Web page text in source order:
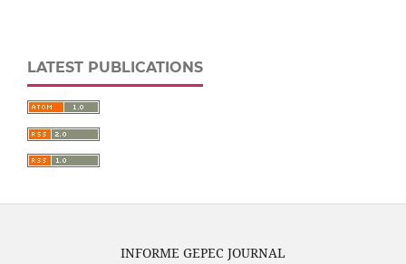
LATEST PUBLICATIONS
INFORME GEPEC JOURNAL